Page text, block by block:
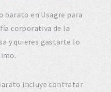
en Usagre para
corporativa de la
y quieres gastarte lo
incluye contratar